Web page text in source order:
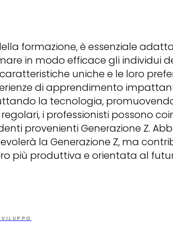
formazione, è essenziale
in modo efficace gli individui
uniche e le loro
di apprendimento
la tecnologia,
i professionisti possono
provenienti Generazione Z.
la Generazione Z, ma
più produttiva e orientata al